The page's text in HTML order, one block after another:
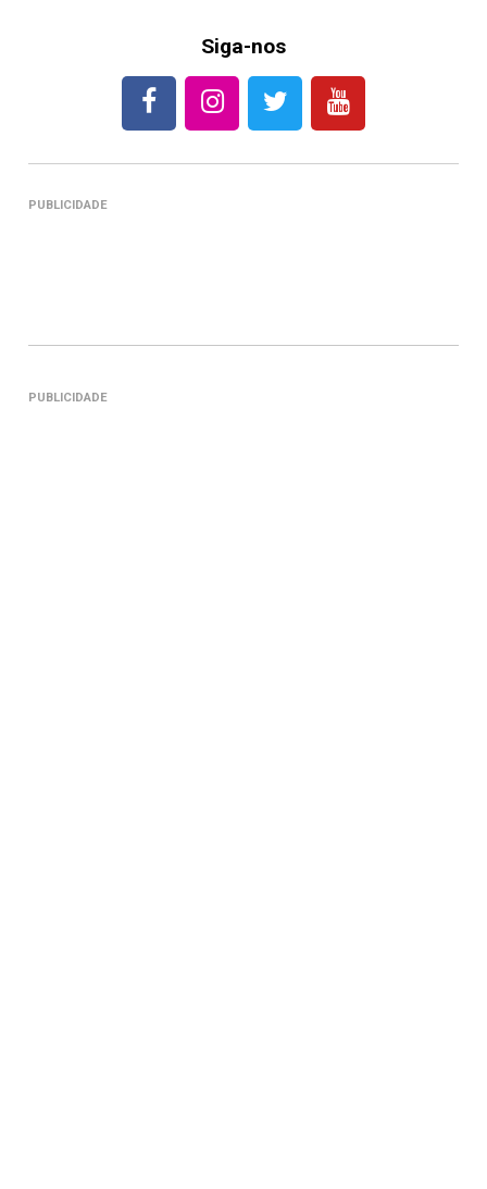
Siga-nos
PUBLICIDADE
PUBLICIDADE